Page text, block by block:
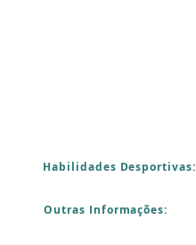
Habilidades Desportivas:
Outras Informações: